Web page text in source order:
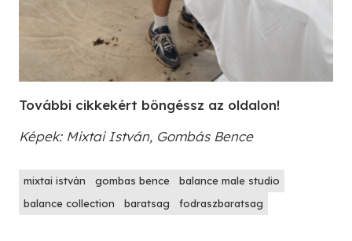
További cikkekért böngéssz az oldalon!
Képek: Mixtai István, Gombás Bence
mixtai istván gombas bence
balance male studio
balance collection
baratsag fodraszbaratsag